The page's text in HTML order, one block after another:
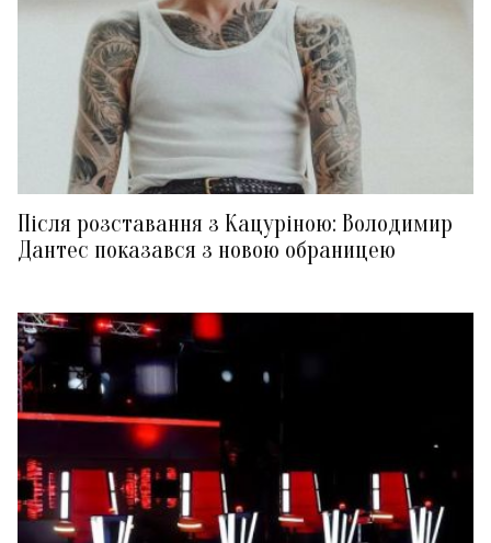
Після розставання з Кацуріною: Володимир
Дантес показався з новою обраницею